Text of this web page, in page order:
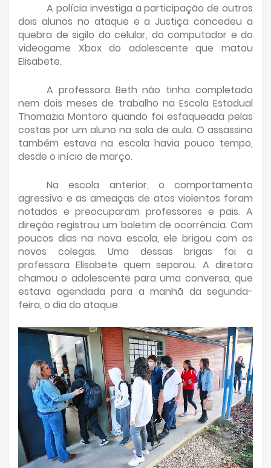
A polícia investiga a participação de outros
dois alunos no ataque e a Justiça concedeu a
quebra de sigilo do celular, do computador e do
videogame Xbox do adolescente que matou
Elisabete.
A professora Beth não tinha completado
nem dois meses de trabalho na Escola Estadual
Thomazia Montoro quando foi esfaqueada pelas
costas por um aluno na sala de aula. O assassino
também estava na escola havia pouco tempo,
desde o início de março.
Na escola anterior, o comportamento
agressivo e as ameaças de atos violentos foram
notados e preocuparam professores e pais. A
direção registrou um boletim de ocorrência. Com
poucos dias na nova escola, ele brigou com os
novos colegas. Uma dessas brigas foi a
professora Elisabete quem separou. A diretora
chamou o adolescente para uma conversa, que
estava agendada para a manhã da segunda-
feira, o dia do ataque.